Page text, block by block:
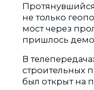
не только
мост через
пришлось
В
строительных
был открыт на